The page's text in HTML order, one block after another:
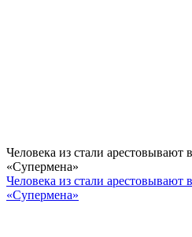
Человека из стали арестовывают
«Супермена»
Человека из стали арестовывают
«Супермена»